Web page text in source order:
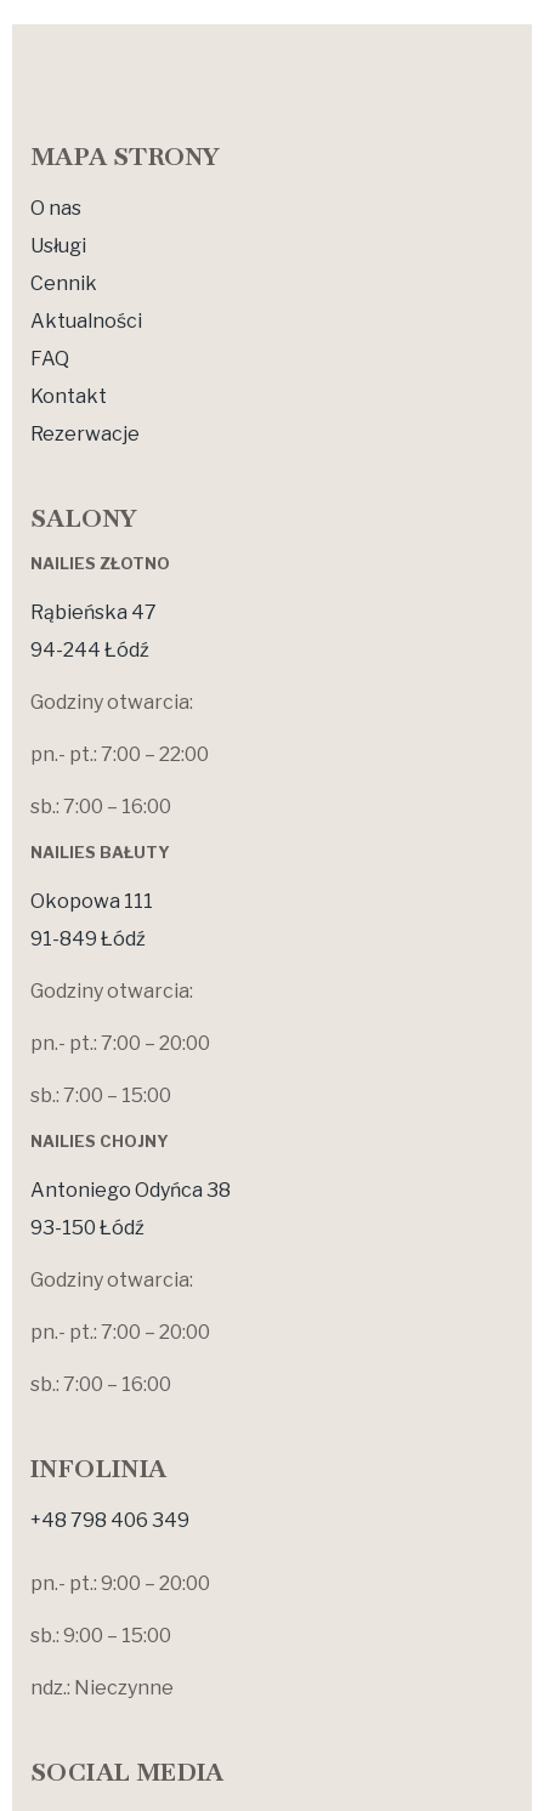
MAPA STRONY
O nas
Usługi
Cennik
Aktualności
FAQ
Kontakt
Rezerwacje
SALONY
NAILIES ZŁOTNO
Rąbieńska 47
94-244 Łódź
Godziny otwarcia:
pn.- pt.: 7:00 – 22:00
sb.: 7:00 – 16:00
NAILIES BAŁUTY
Okopowa 111
91-849 Łódź
Godziny otwarcia:
pn.- pt.: 7:00 – 20:00
sb.: 7:00 – 15:00
NAILIES CHOJNY
Antoniego Odyńca 38
93-150 Łódź
Godziny otwarcia:
pn.- pt.: 7:00 – 20:00
sb.: 7:00 – 16:00
INFOLINIA
+48 798 406 349
pn.- pt.: 9:00 – 20:00
sb.: 9:00 – 15:00
ndz.: Nieczynne
SOCIAL MEDIA